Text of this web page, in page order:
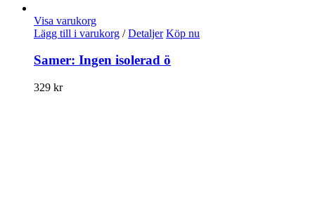
Visa varukorg
Lägg till i varukorg / Detaljer Köp nu
Samer: Ingen isolerad ö
329 kr